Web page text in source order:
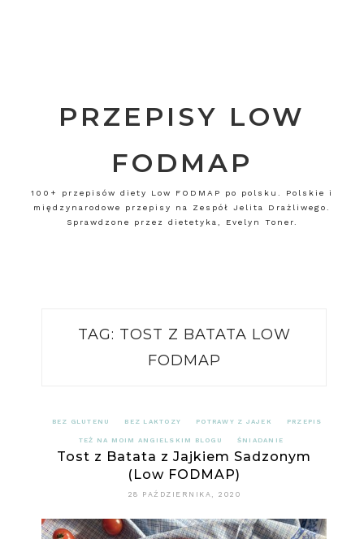
PRZEPISY LOW
FODMAP
100+ przepisów diety Low FODMAP po polsku. Polskie i
międzynarodowe przepisy na Zespół Jelita Drażliwego.
Sprawdzone przez dietetyka, Evelyn Toner.
TAG: TOST Z BATATA LOW
FODMAP
BEZ GLUTENU BEZ LAKTOZY POTRAWY Z JAJEK PRZEPIS
TEŻ NA MOIM ANGIELSKIM BLOGU ŚNIADANIE
Tost z Batata z Jajkiem Sadzonym
(Low FODMAP)
28 PAŹDZIERNIKA, 2020